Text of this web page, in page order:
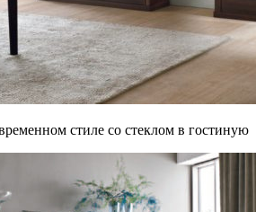
стиле со стеклом в гостиную